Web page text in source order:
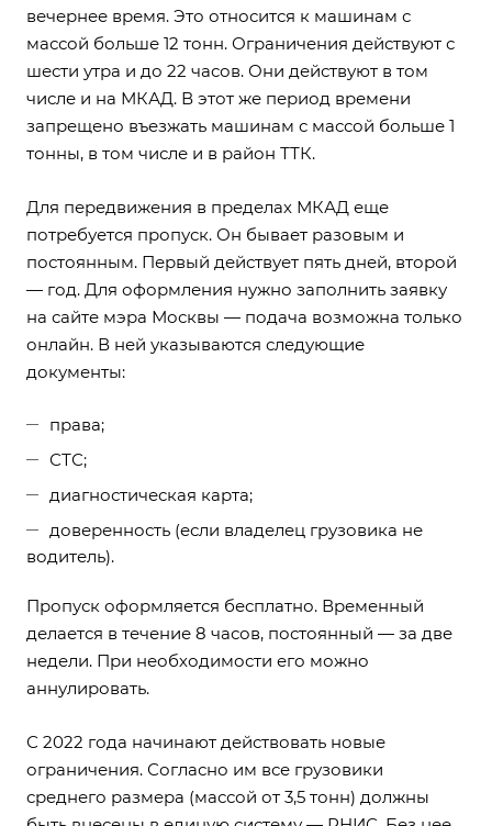
вечернее время. Это относится к машинам с
массой больше 12 тонн. Ограничения действуют с
шести утра и до 22 часов. Они действуют в том
числе и на МКАД. В этот же период времени
запрещено въезжать машинам с массой больше 1
тонны, в том числе и в район ТТК.
Для передвижения в пределах МКАД еще
потребуется пропуск. Он бывает разовым и
постоянным. Первый действует пять дней, второй
— год. Для оформления нужно заполнить заявку
на сайте мэра Москвы — подача возможна только
онлайн. В ней указываются следующие
документы:
права;
СТС;
диагностическая карта;
доверенность (если владелец грузовика не
водитель).
Пропуск оформляется бесплатно. Временный
делается в течение 8 часов, постоянный — за две
недели. При необходимости его можно
аннулировать.
С 2022 года начинают действовать новые
ограничения. Согласно им все грузовики
среднего размера (массой от 3,5 тонн) должны